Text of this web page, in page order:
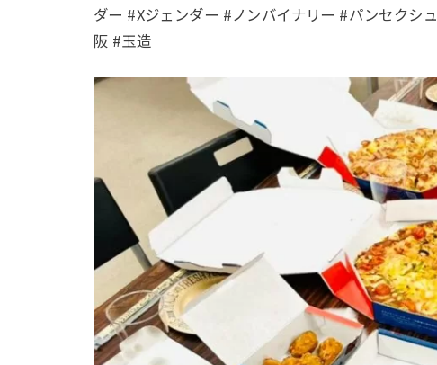
ダー #Xジェンダー #ノンバイナリー #パンセクシ
阪 #玉造